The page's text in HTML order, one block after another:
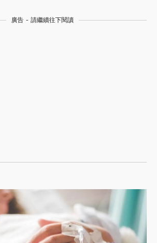
廣告 - 請繼續往下閱讀